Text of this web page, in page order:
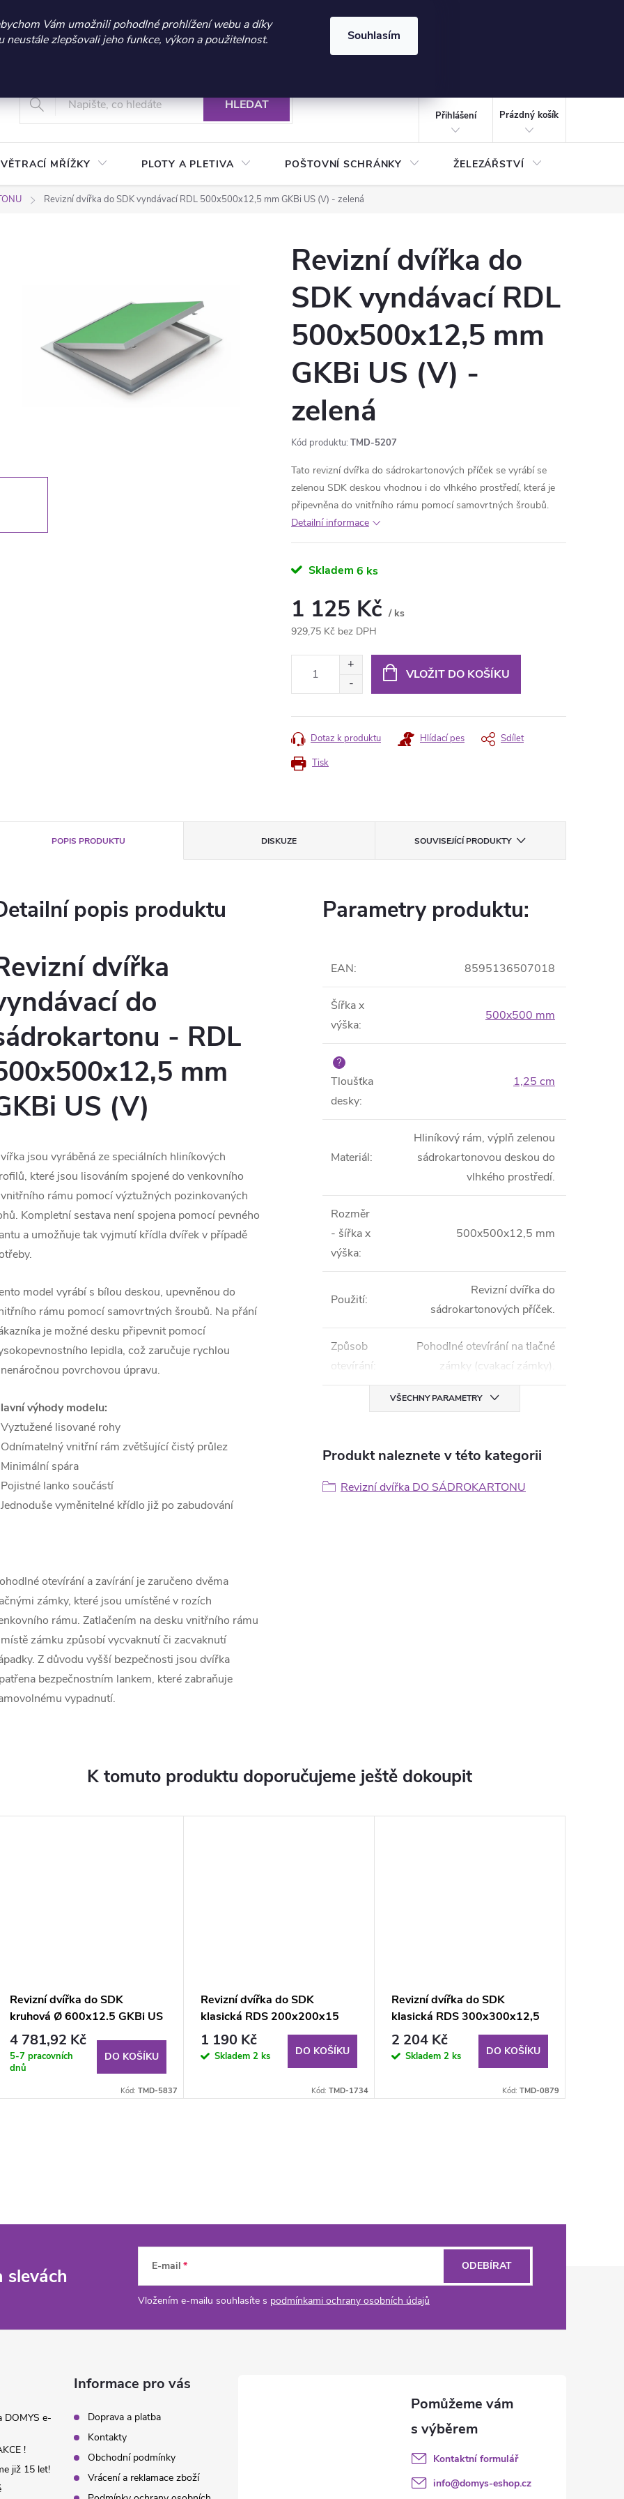
sleva 300 Kč při nákupu nad 3.000 Kč | Platnost do 21.9.2026 ⏰ | Kód: LÉTO2026
Vám umožnili pohodlné prohlížení webu a díky
neustále zlepšovali jeho funkce, výkon a použitelnost.
Souhlasím
+420 604 269 200
Vrácení a reklamace zboží Podmínky ochrany osobních údajů
HLEDAT
Přihlášení
KOŠÍK
Prázdný košík
VĚTRACÍ MŘÍŽKY PLOTY A PLETIVA POŠTOVNÍ SCHRÁNKY ŽELEZÁŘSTVÍ
Revizní dvířka do SDK vyndávací RDL 500x500x12,5 mm GKBi US (V) - zelená
Revizní dvířka do
SDK vyndávací RDL
500x500x12,5 mm
GKBi US (V) -
zelená
Kód produktu: TMD-5207
Tato revizní dvířka do sádrokartonových příček se vyrábí se
zelenou SDK deskou vhodnou i do vlhkého prostředí, která je
připevněna do vnitřního rámu pomocí samovrtných šroubů.
Detailní informace
Skladem 6 ks
1 125 Kč / ks
929,75 Kč bez DPH
VLOŽIT DO KOŠÍKU
Tisk
Dotaz k produktu Hlídací pes Sdílet
POPIS PRODUKTU DISKUZE SOUVISEJÍCÍ PRODUKTY
popis produktu
dvířka
do
- RDL
mm
US (V)
jsou vyráběná ze speciálních hliníkových
které jsou lisováním spojené do venkovního
rámu pomocí výztužných pozinkovaných
Kompletní sestava není spojena pomocí pevného
a umožňuje tak vyjmutí křídla dvířek v případě
model vyrábí s bílou deskou, upevněnou do
rámu pomocí samovrtných šroubů. Na přání
je možné desku připevnit pomocí
lepidla, což zaručuje rychlou
povrchovou úpravu.
výhody modelu:
lisované rohy
vnitřní rám zvětšující čistý průlez
spára
lanko součástí
vyměnitelné křídlo již po zabudování
otevírání a zavírání je zaručeno dvěma
zámky, které jsou umístěné v rozích
rámu. Zatlačením na desku vnitřního rámu
zámku způsobí vycvaknutí či zacvaknutí
Z důvodu vyšší bezpečnosti jsou dvířka
bezpečnostním lankem, které zabraňuje
vypadnutí.
Parametry produktu:
EAN: 8595136507018
Šířka x
výška:
500x500 mm
?
Tloušťka
desky:
1,25 cm
Materiál:
Hliníkový rám, výplň zelenou
sádrokartonovou deskou do
vlhkého prostředí.
Rozměr
- šířka x
výška:
500x500x12,5 mm
Použití:
Revizní dvířka do
sádrokartonových příček.
Způsob
otevírání:
Pohodlné otevírání na tlačné
zámky (cvakací zámky).
VŠECHNY PARAMETRY
Produkt naleznete v této kategorii
Revizní dvířka DO SÁDROKARTONU
K tomuto produktu doporučujeme ještě dokoupit
Revizní dvířka do SDK
kruhová Ø 600x12.5 GKBi US
4 781,92 Kč
5-7 pracovních
dnů
DO KOŠÍKU
Kód: TMD-5837
Revizní dvířka do SDK
klasická RDS 200x200x15
mm GKBi US (impregnovaná)
1 190 Kč
Skladem 2 ks DO KOŠÍKU
Kód: TMD-1734
Revizní dvířka do SDK
klasická RDS 300x300x12,5
mm GKB KL
2 204 Kč
Skladem 2 ks DO KOŠÍKU
Kód: TMD-0879
slevách E-mail
Vložením e-mailu souhlasíte s podmínkami ochrany osobních údajů
ODEBÍRAT
DOMYS e-
!
již 15 let!
Informace pro vás
Doprava a platba
Kontakty
Obchodní podmínky
Vrácení a reklamace zboží
Kontaktní formulář
info@domys-eshop.cz